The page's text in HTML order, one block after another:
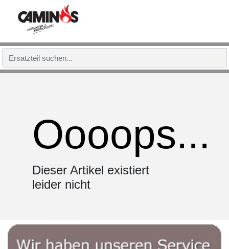
Oooops...
Dieser Artikel existiert
leider nicht